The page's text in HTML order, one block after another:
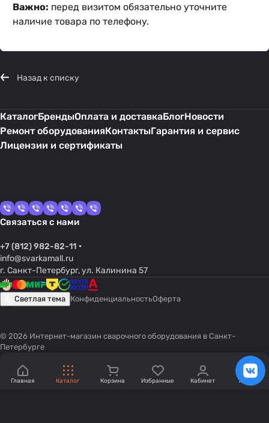
Важно: перед визитом обязательно уточните
наличие товара по телефону.
Назад к списку
КаталогБрендыОплата и доставкаБлогНовости
Ремонт оборудованияКонтактыГарантия и сервис
Лицензии и сертификаты
Связаться с нами
+7 (812) 982-82-11
info@svarkamall.ru
г. Санкт-Петербург, ул. Калинина 57
Светлая тема КонфиденциальностьОферта
© 2026 Интернет-магазин сварочного оборудования в Санкт-
Петербурге
Главная Каталог Корзина Избранные Кабинет Акции